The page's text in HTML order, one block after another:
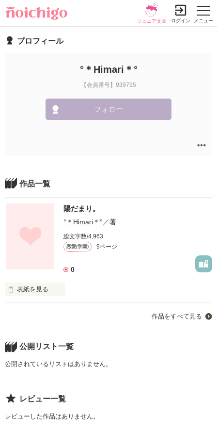
メニュー
ジュニア文庫 ログイン
プロフィール
°＊Himari＊°
【会員番号】939795
フォロー
作品一覧
陽だまり。
°＊Himari＊° ／著
総文字数/4,963
恋愛(学園) 9ページ
0
表紙を見る
作品をすべて見る
公開リスト一覧
公開されているリストはありません。
レビュー一覧
レビューした作品はありません。